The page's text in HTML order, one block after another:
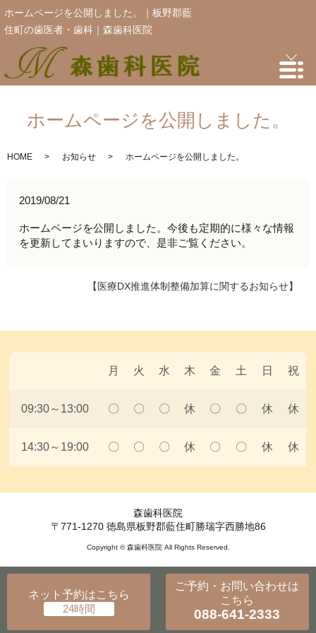
ホームページを公開しました。｜板野郡藍
住町の歯医者・歯科｜森歯科医院
ホームページを公開しました。
HOME お知らせ ホームページを公開しました。
2019/08/21
ホームページを公開しました。今後も定期的に様々な情報
を更新してまいりますので、是非ご覧ください。
【医療DX推進体制整備加算に関するお知らせ】
ネット予約はこちら
ご予約・お問い合わせは
こちら
088-641-2333
月 火 水 木 金 土 日 祝
09:30～13:00 〇 〇 〇 休 〇 〇 休 休
14:30～19:00 〇 〇 〇 休 〇 〇 休 休
森歯科医院
〒771-1270 徳島県板野郡藍住町勝瑞字西勝地86
Copyright © 森歯科医院 All Rights Reserved.